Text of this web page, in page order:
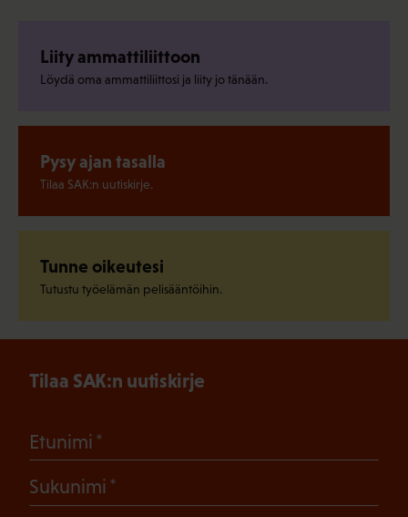
Liity ammattiliittoon
Löydä oma ammattiliittosi ja liity jo tänään.
Pysy ajan tasalla
Tilaa SAK:n uutiskirje.
Tunne oikeutesi
Tutustu työelämän pelisääntöihin.
Tilaa SAK:n uutiskirje
Etunimi
Sukunimi